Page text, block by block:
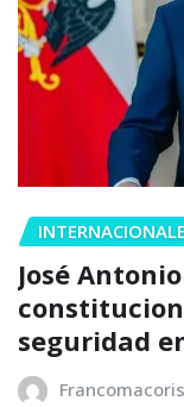
José
seguridad